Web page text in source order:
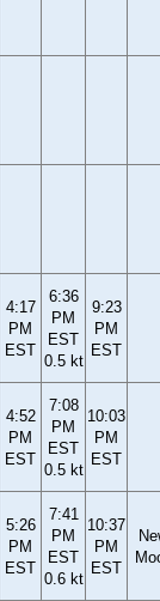
4:17
PM
EST
6:36
PM
EST
0.5 kt
9:23
PM
EST
4:52
PM
EST
7:08
PM
EST
0.5 kt
10:03
PM
EST
5:26
PM
EST
7:41
PM
EST
0.6 kt
10:37
PM
EST